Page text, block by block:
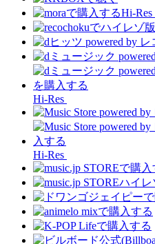
Hi-Res
Hi-Res
Hi-Res